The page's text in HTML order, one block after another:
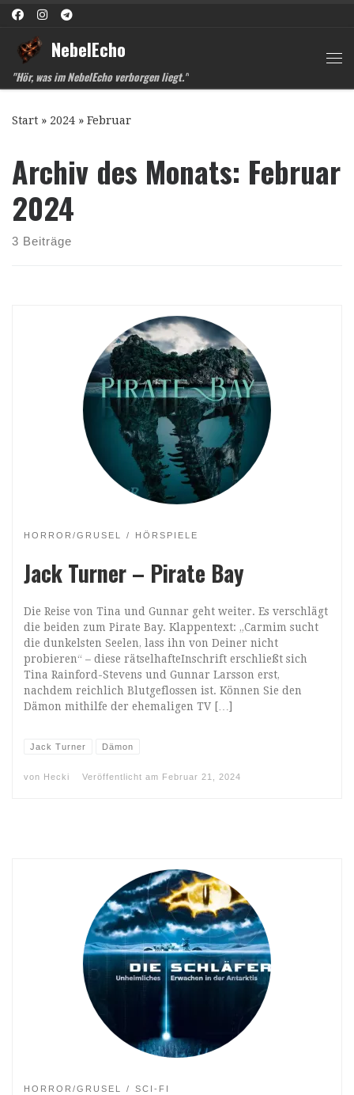
Zum Inhalt springen
NebelEcho
"Hör, was im NebelEcho verborgen liegt."
Start » 2024 » Februar
Archiv des Monats: Februar
2024
3 Beiträge
HORROR/GRUSEL HÖRSPIELE
Jack Turner – Pirate Bay
Die Reise von Tina und Gunnar geht weiter. Es verschlägt
die beiden zum Pirate Bay. Klappentext: „Carmim sucht
die dunkelsten Seelen, lass ihn von Deiner nicht
probieren“ – diese rätselhafteInschrift erschließt sich
Tina Rainford-Stevens und Gunnar Larsson erst,
nachdem reichlich Blutgeflossen ist. Können Sie den
Dämon mithilfe der ehemaligen TV […]
Jack Turner Dämon
von Hecki Veröffentlicht am Februar 21, 2024
HORROR/GRUSEL SCI-FI